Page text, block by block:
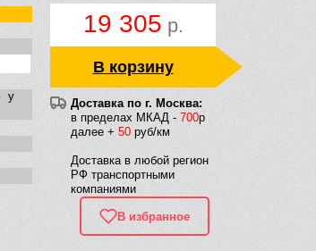
19 305 р.
В корзину
Доставка по г. Москва:
в пределах МКАД - 700р
далее + 50 руб/км
Доставка в любой регион
РФ транспортными
компаниями
В избранное
у